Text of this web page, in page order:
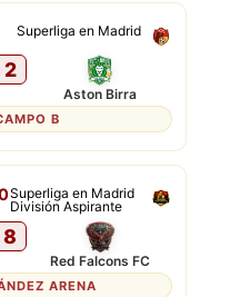
Superliga en Madrid
2
Aston Birra
B
Superliga en Madrid
División Aspirante
8
Red Falcons FC
ARENA